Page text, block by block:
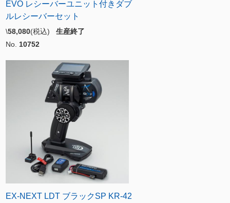
EVO レシーバーユニット付きダブ
ルレシーバーセット
\58,080(税込) 生産終了
No. 10752
EX-NEXT LDT ブラックSP KR-42